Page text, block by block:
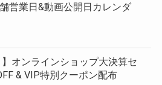
営業日&動画公開日カレンダ
】オンラインショップ大決算セ
& VIP特別クーポン配布